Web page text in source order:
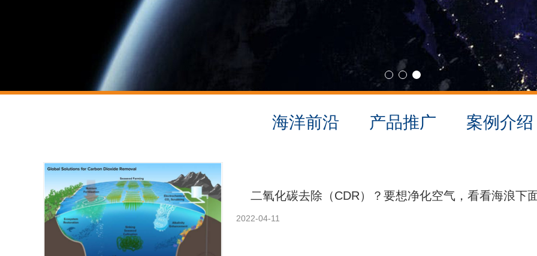
海洋前沿 产品推广 案例介绍
二氧化碳去除（CDR）？要想净化空气，看看海浪下
2022-04-11